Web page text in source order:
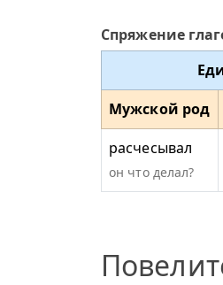
Спряжение
Мужской род
расчесывал
он что делал?